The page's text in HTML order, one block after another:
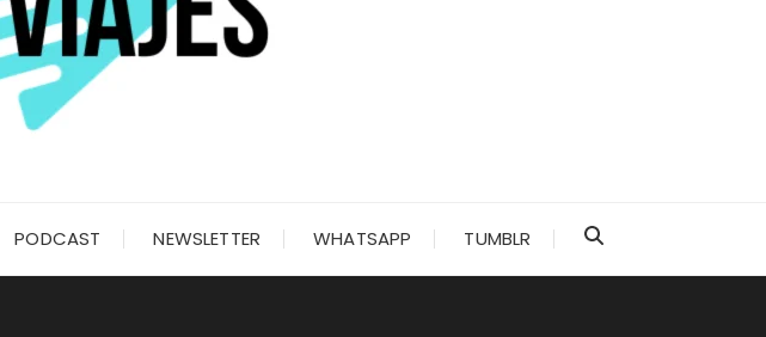
PODCAST NEWSLETTER WHATSAPP TUMBLR